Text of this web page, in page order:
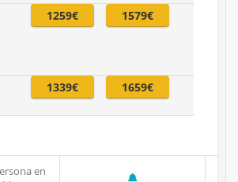
1259€ 1579€
1339€ 1659€
en